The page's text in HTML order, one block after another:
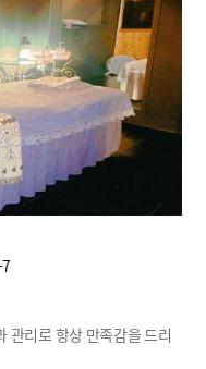
관리로 항상 만족감을 드리